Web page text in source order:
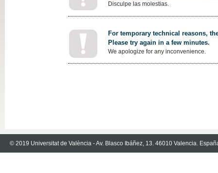
Disculpe las molestias.
For temporary technical reasons,
Please try again in a few minutes.
We apologize for any inconvenience.
© 2019 Universitat de València - Av. Blasco Ibáñez, 13. 46010 Valencia.